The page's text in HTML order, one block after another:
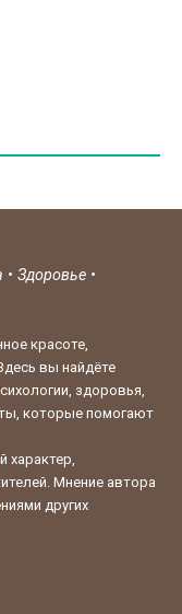
• Здоровье •
красоте,
вы найдёте
здоровья,
которые помогают
Мнение автора
других